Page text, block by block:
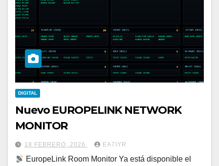
DIGITAL
Nuevo EUROPELINK NETWORK
MONITOR
18 FEBRERO, 2026 EA7IYR
EuropeLink Room Monitor Ya está disponible el